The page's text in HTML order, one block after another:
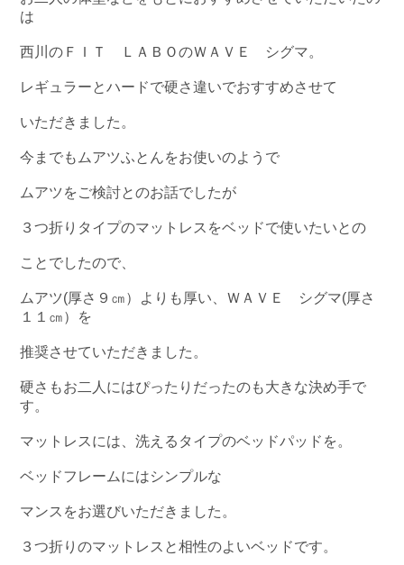
は
西川のＦＩＴ ＬＡＢＯのＷＡＶＥ シグマ。
レギュラーとハードで硬さ違いでおすすめさせて
いただきました。
今までもムアツふとんをお使いのようで
ムアツをご検討とのお話でしたが
３つ折りタイプのマットレスをベッドで使いたいとの
ことでしたので、
ムアツ(厚さ９㎝）よりも厚い、ＷＡＶＥ シグマ(厚さ
１１㎝）を
推奨させていただきました。
硬さもお二人にはぴったりだったのも大きな決め手で
す。
マットレスには、洗えるタイプのベッドパッドを。
ベッドフレームにはシンプルな
マンスをお選びいただきました。
３つ折りのマットレスと相性のよいベッドです。